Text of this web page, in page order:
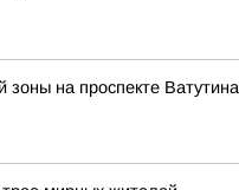
на проспекте Ватутина